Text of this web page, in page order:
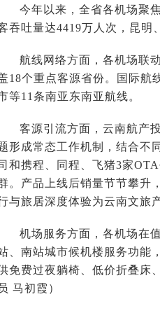
今年以来，全省各机场聚
吞吐量达4419万人次，昆明
航线网络方面，各机场联
18个重点客源省份。国际航
等11条南亚东南亚航线。
客源引流方面，云南航产
形成常态工作机制，结合不
和携程、同程、飞猪3家
。产品上线后销量节节攀升
与旅居深度体验为云南文旅
机场服务方面，各机场在
、南站城市候机楼服务功能
免费过夜躺椅、低价折叠床
员 马初霞 ）